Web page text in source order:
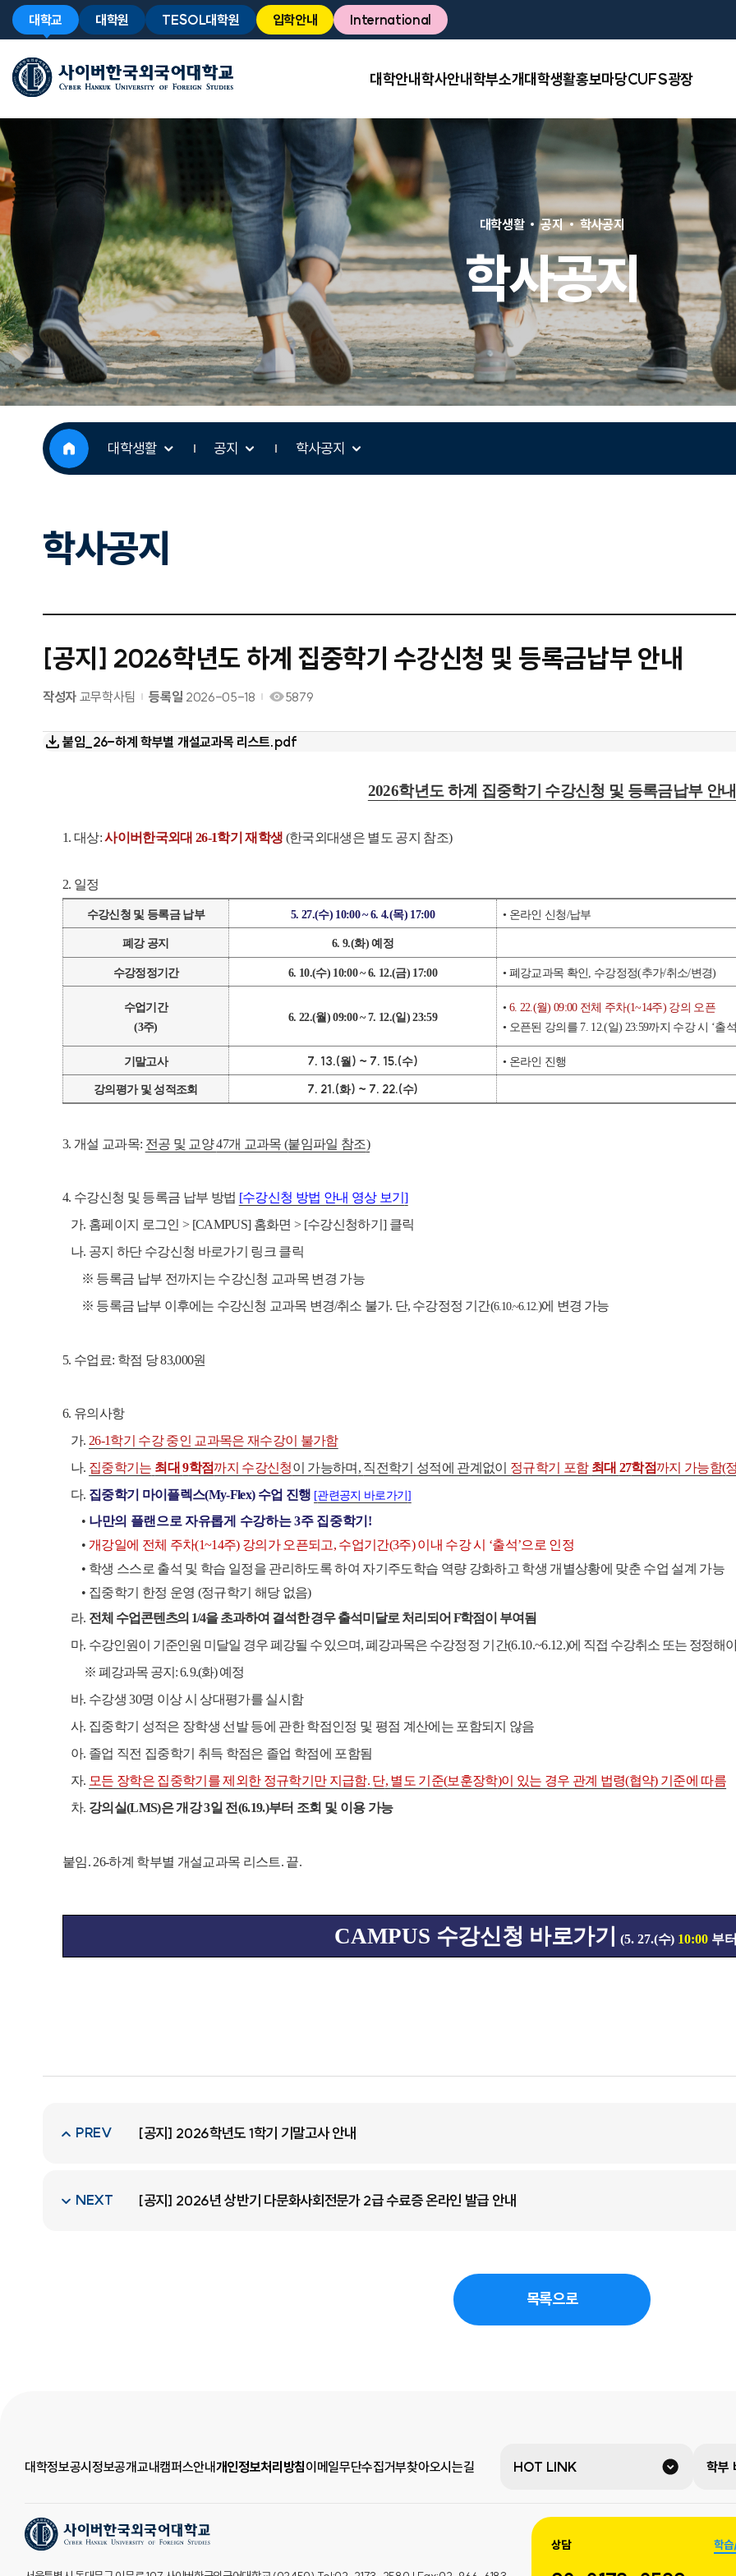
대학교 대학원 TESOL대학원 입학안내 International
대학안내학사안내학부소개대학생활홍보마당CUFS광장
학사공지
대학생활 공지 학사공지
대학생활 공지 학사공지
학사공지
[공지] 2026학년도 하계 집중학기 수강신청 및 등록금납부 안내
작성자 교무학사팀 등록일 2026-05-18 5879
붙임_26-하계 학부별 개설교과목 리스트.pdf
2026학년도 하계 집중학기 수강신청 및 등록금납부 안내
1. 대상:사이버한국외대26-1학기 재학생 (한국외대생은 별도 공지 참조)
2. 일정
수강신청 및 등록금 납부 5. 27.(수) 10:00 ~ 6. 4.(목) 17:00 • 온라인 신청/납부
폐강 공지 6. 9.(화)예정
수강정정기간 6. 10.(수) 10:00 ~ 6. 12.(금) 17:00 • 폐강교과목 확인, 수강정정(추가/취소/변경)
수업기간
(3주)
6. 22.(월 ) 09:00 ~ 7. 12.(일) 23:59
• 6. 22.(월) 09:00 전체 주차(1~14주) 강의 오픈
• 오픈된 강의를 7. 12.(일) 23:59까지 수강 시 ‘출석
기말고사 7. 13.(월 ) ~ 7. 15.(수) • 온라인 진행
강의평가 및 성적조회 7. 21.(화) ~ 7. 22.(수)
3. 개설 교과목: 전공 및 교양47개 교과목(붙임파일 참조)
4. 수강신청 및 등록금 납부 방법 [수강신청 방법 안내 영상 보기]
가. 홈페이지 로그인> [CAMPUS] 홈화면> [수강신청하기] 클릭
나. 공지 하단 수강신청 바로가기 링크 클릭
※ 등록금 납부 전까지는 수강신청 교과목 변경 가능
※ 등록금 납부 이후에는 수강신청 교과목 변경/취소 불가. 단, 수강정정 기간(6.10.~6.12.)에 변경 가능
5. 수업료: 학점 당83,000원
6. 유의사항
가. 26-1학기 수강 중인 교과목은 재수강이 불가함
나. 집중학기는 최대9학점까지 수강신청이 가능하며 , 직전학기 성적에 관계없이 정규학기 포함 최대 27학점까지 가능함(
다. 집중학기 마이플렉스(My-Flex) 수업 진행 [관련공지 바로가기]
• 나만의 플랜으로 자유롭게 수강하는3주 집중학기 !
• 개강일에 전체 주차(1~14주) 강의가 오픈되고, 수업기간(3주)이내 수강 시 ‘출석’으로 인정
• 학생 스스로 출석 및 학습 일정을 관리하도록 하여 자기주도학습 역량 강화하고 학생 개별상황에 맞춘 수업 설계 가능
• 집중학기 한정 운영 (정규학기 해당 없음)
라. 전체 수업콘텐츠의 1/4을 초과하여 결석한 경우 출석미달로 처리되어 F학점이 부여됨
마. 수강인원이 기준인원 미달일 경우 폐강될 수 있으며,폐강과목은 수강정정 기간(6.10.~6.12.)에 직접 수강취소 또는 정정해
※폐강과목 공지 : 6. 9.(화)예정
바. 수강생30명 이상 시 상대평가를 실시함
사. 집중학기 성적은 장학생 선발 등에 관한 학점인정 및 평점 계산에는 포함되지 않음
아. 졸업 직전 집중학기 취득 학점은 졸업 학점에 포함됨
자. 모든 장학은 집중학기를 제외한 정규학기만 지급함. 단, 별도 기준(보훈장학)이 있는 경우 관계 법령(협약) 기준에 따름
차. 강의실(LMS)은 개강3일 전(6.19.)부터 조회 및 이용 가능
붙임. 26-하계 학부별 개설교과목 리스트. 끝.
CAMPUS 수강신청 바로가기 (5. 27.(수) 10:00 부
PREV [공지] 2026학년도 1학기 기말고사 안내
NEXT [공지] 2026년 상반기 다문화사회전문가 2급 수료증 온라인 발급 안내
목록으로
대학정보공시정보공개교내캠퍼스안내개인정보처리방침이메일무단수집거부찾아오시는길 HOT LINK 학부
상담 학